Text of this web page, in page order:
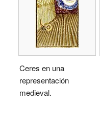
Ceres en una
representación
medieval.